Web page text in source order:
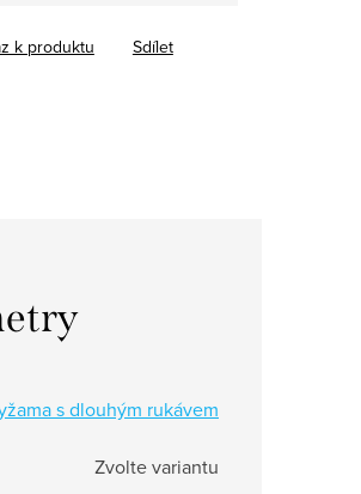
k produktu Sdílet
s dlouhým rukávem
Zvolte variantu